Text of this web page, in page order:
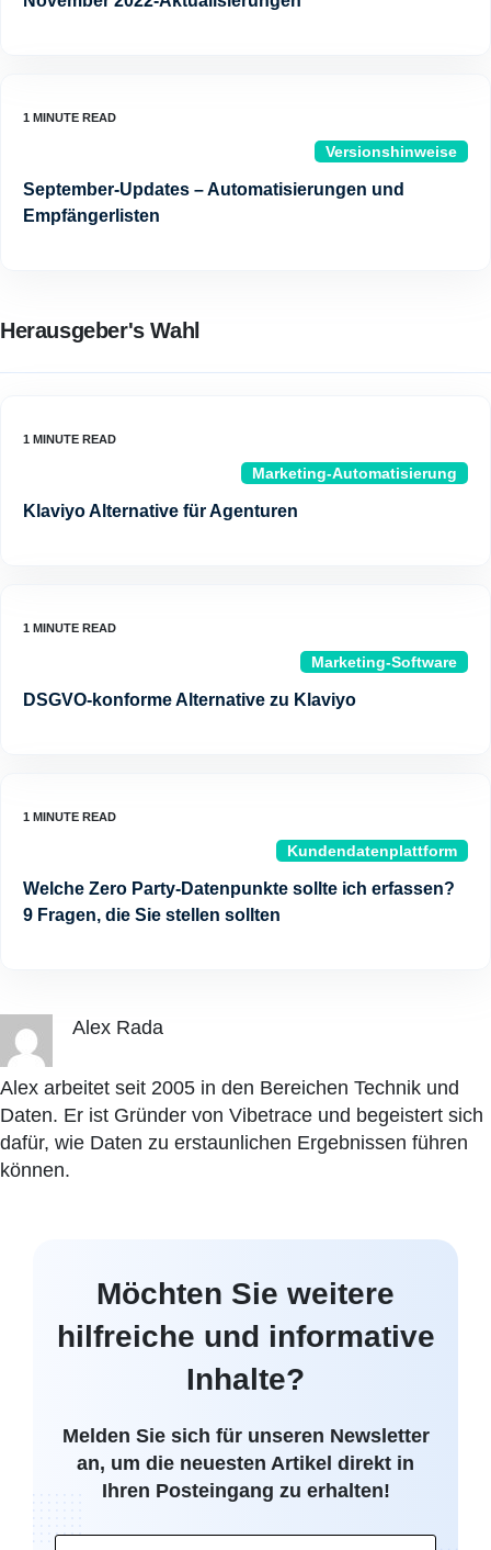
Versionshinweise
September-Updates – Automatisierungen und
Empfängerlisten
Herausgeber's Wahl
Marketing-Automatisierung
Klaviyo Alternative für Agenturen
Marketing-Software
DSGVO-konforme Alternative zu Klaviyo
Kundendatenplattform
Welche Zero Party-Datenpunkte sollte ich erfassen?
9 Fragen, die Sie stellen sollten
Alex Rada
Alex arbeitet seit 2005 in den Bereichen Technik und
Daten. Er ist Gründer von Vibetrace und begeistert sich
dafür, wie Daten zu erstaunlichen Ergebnissen führen
können.
Möchten Sie weitere
hilfreiche und informative
Inhalte?
Melden Sie sich für unseren Newsletter
an, um die neuesten Artikel direkt in
Ihren Posteingang zu erhalten!